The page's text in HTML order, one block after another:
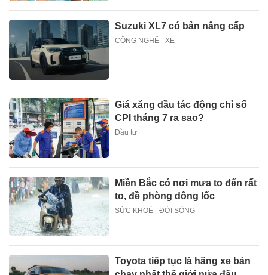
Suzuki XL7 có bản nâng cấp
CÔNG NGHỆ - XE
Giá xăng dầu tác động chỉ số
CPI tháng 7 ra sao?
Đầu tư
Miền Bắc có nơi mưa to đến rất
to, đề phòng dông lốc
SỨC KHOẺ - ĐỜI SỐNG
Toyota tiếp tục là hãng xe bán